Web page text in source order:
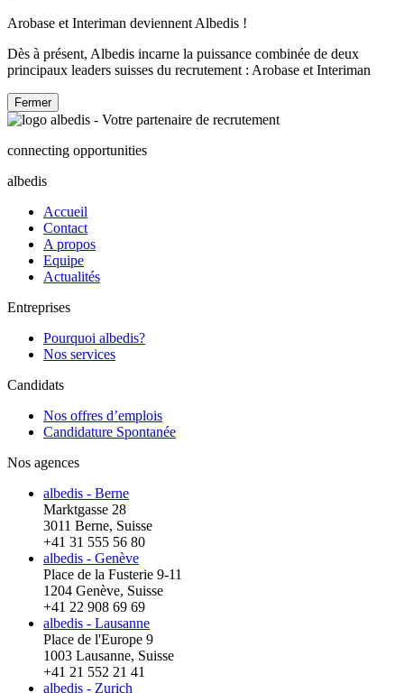
Arobase et Interiman deviennent Albedis !
Dès à présent, Albedis incarne la puissance combinée de deux
principaux leaders suisses du recrutement : Arobase et Interiman
Fermer
connecting opportunities
albedis
Accueil
Contact
A propos
Equipe
Actualités
Entreprises
Pourquoi albedis?
Nos services
Candidats
Nos offres d’emplois
Candidature Spontanée
Nos agences
albedis - Berne
Marktgasse 28
3011 Berne, Suisse
+41 31 555 56 80
albedis - Genève
Place de la Fusterie 9-11
1204 Genève, Suisse
+41 22 908 69 69
albedis - Lausanne
Place de l'Europe 9
1003 Lausanne, Suisse
+41 21 552 21 41
albedis - Zurich